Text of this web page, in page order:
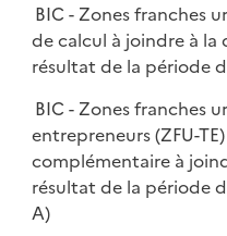
BIC - Zones franches
de calcul à joindre à
résultat de la période
BIC - Zones franches
entrepreneurs (ZFU-
complémentaire à
résultat de la période
A)